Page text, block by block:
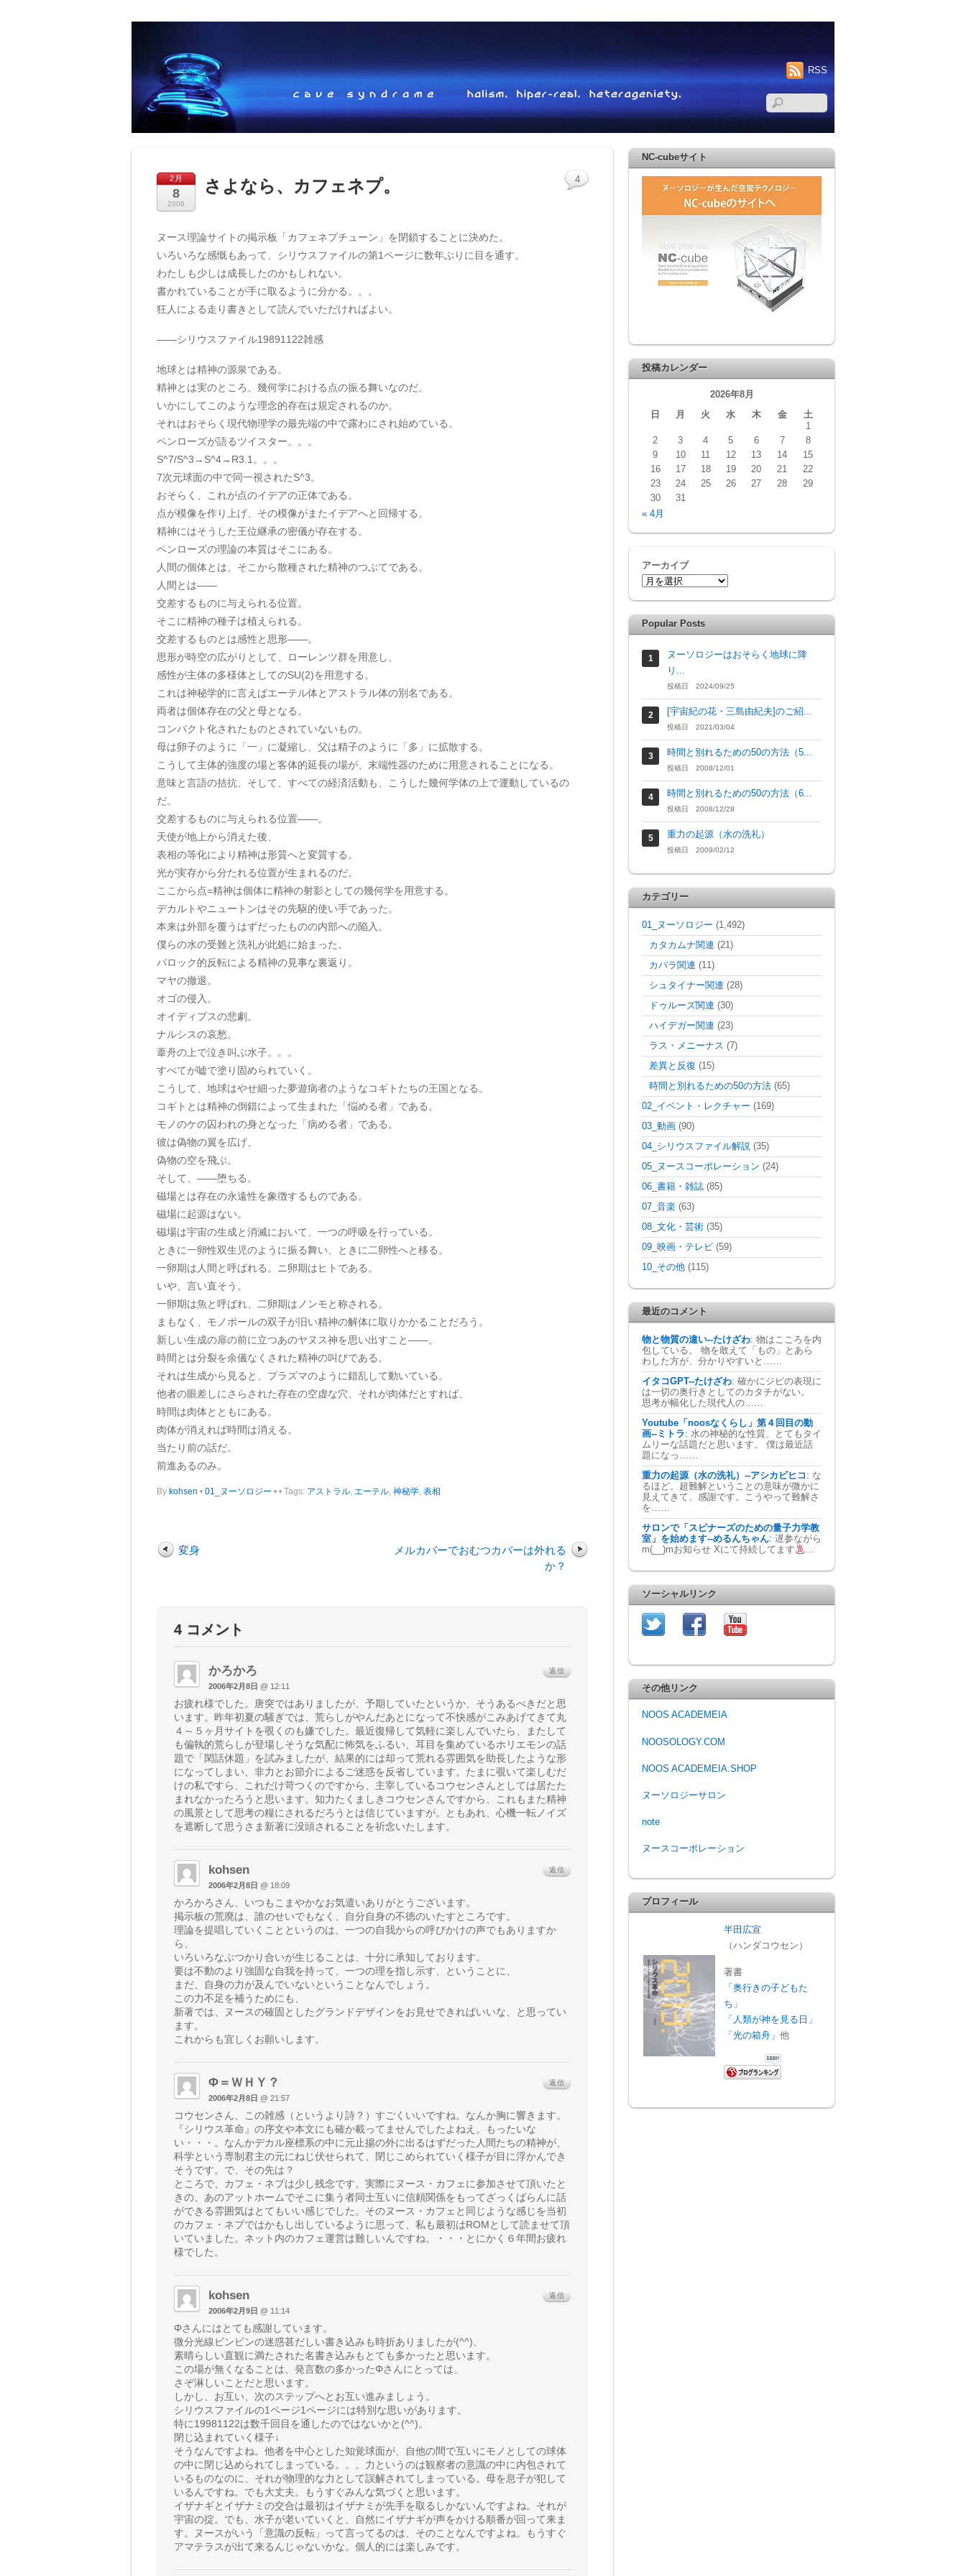
RSS
2月
8
2006
さよなら、カフェネプ。
ヌース理論サイトの掲示板「カフェネプチューン」を閉鎖することに決めた。
いろいろな感慨もあって、シリウスファイルの第1ページに数年ぶりに目を通す。
わたしも少しは成長したのかもしれない。
書かれていることが手に取るように分かる。。。
狂人による走り書きとして読んでいただければよい。
——シリウスファイル19891122雑感
地球とは精神の源泉である。
精神とは実のところ、幾何学における点の振る舞いなのだ。
いかにしてこのような理念的存在は規定されるのか。
それはおそらく現代物理学の最先端の中で露わにされ始めている。
ペンローズが語るツイスター。。。
S^7/S^3→S^4→R3.1。。。
7次元球面の中で同一視されたS^3。
おそらく、これが点のイデアの正体である。
点が模像を作り上げ、その模像がまたイデアへと回帰する。
精神にはそうした王位継承の密儀が存在する。
ペンローズの理論の本質はそこにある。
人間の個体とは、そこから散種された精神のつぶてである。
人間とは——
交差するものに与えられる位置。
そこに精神の種子は植えられる。
交差するものとは感性と思形——。
思形が時空の広がりとして、ローレンツ群を用意し、
感性が主体の多様体としてのSU(2)を用意する。
これは神秘学的に言えばエーテル体とアストラル体の別名である。
両者は個体存在の父と母となる。
コンパクト化されたものとされていないもの。
母は卵子のように「一」に凝縮し、父は精子のように「多」に拡散する。
こうして主体的強度の場と客体的延長の場が、末端性器のために用意されることになる。
意味と言語の拮抗、そして、すべての経済活動も、こうした幾何学体の上で運動しているの
だ。
交差するものに与えられる位置——。
天使が地上から消えた後、
表相の等化により精神は形質へと変質する。
光が実存から分たれる位置が生まれるのだ。
ここから点=精神は個体に精神の射影としての幾何学を用意する。
デカルトやニュートンはその先駆的使い手であった。
本来は外部を覆うはずだったものの内部への陥入。
僕らの水の受難と洗礼が此処に始まった。
バロック的反転による精神の見事な裏返り。
マヤの撤退。
オゴの侵入。
オイディプスの悲劇。
ナルシスの哀愁。
葦舟の上で泣き叫ぶ水子。。。
すべてが嘘で塗り固められていく。
こうして、地球はやせ細った夢遊病者のようなコギトたちの王国となる。
コギトとは精神の倒錯によって生まれた「悩める者」である。
モノのケの囚われの身となった「病める者」である。
彼は偽物の翼を広げ、
偽物の空を飛ぶ。
そして、——堕ちる。
磁場とは存在の永遠性を象徴するものである。
磁場に起源はない。
磁場は宇宙の生成と消滅において、一つの呼吸を行っている。
ときに一卵性双生児のように振る舞い、ときに二卵性へと移る。
一卵期は人間と呼ばれる。ニ卵期はヒトである。
いや、言い直そう。
一卵期は魚と呼ばれ、二卵期はノンモと称される。
まもなく、モノポールの双子が旧い精神の解体に取りかかることだろう。
新しい生成の扉の前に立つあのヤヌス神を思い出すこと——。
時間とは分裂を余儀なくされた精神の叫びである。
それは生成から見ると、プラズマのように錯乱して動いている。
他者の眼差しにさらされた存在の空虚な穴、それが肉体だとすれば、
時間は肉体とともにある。
肉体が消えれば時間は消える。
当たり前の話だ。
前進あるのみ。
By kohsen • 01_ヌーソロジー •
4
• Tags: アストラル, エーテル, 神秘学, 表相
変身
メルカバーでおむつカバーは外れる
か？
4 コメント
かろかろ
2006年2月8日 @ 12:11
お疲れ様でした。唐突ではありましたが、予期していたというか、そうあるべきだと思
います。昨年初夏の騒ぎでは、荒らしがやんだあとになって不快感がこみあげてきて丸
４～５ヶ月サイトを覗くのも嫌でした。最近復帰して気軽に楽しんでいたら、またして
も偏執的荒らしが登場しそうな気配に怖気をふるい、耳目を集めているホリエモンの話
題で「閑話休題」を試みましたが、結果的には却って荒れる雰囲気を助長したような形
になってしまい、非力とお節介によるご迷惑を反省しています。たまに覗いて楽しむだ
けの私ですら、これだけ苛つくのですから、主宰しているコウセンさんとしては居たた
まれなかったろうと思います。知力たくましきコウセンさんですから、これもまた精神
の風景として思考の糧にされるだろうとは信じていますが。ともあれ、心機一転ノイズ
を遮断して思うさま新著に没頭されることを祈念いたします。
返信
kohsen
2006年2月8日 @ 18:09
かろかろさん、いつもこまやかなお気遣いありがとうございます。
掲示板の荒廃は、誰のせいでもなく、自分自身の不徳のいたすところです。
理論を提唱していくことというのは、一つの自我からの呼びかけの声でもありますか
ら、
いろいろなぶつかり合いが生じることは、十分に承知しております。
要は不動のより強固な自我を持って、一つの理を指し示す、ということに、
まだ、自身の力が及んでいないということなんでしょう。
この力不足を補うためにも、
新著では、ヌースの確固としたグランドデザインをお見せできればいいな、と思ってい
ます。
これからも宜しくお願いします。
返信
Φ＝ＷＨＹ？
2006年2月8日 @ 21:57
コウセンさん、この雑感（というより詩？）すごくいいですね。なんか胸に響きます。
『シリウス革命』の序文や本文にも確か載ってませんでしたよねえ。もったいな
い・・・。なんかデカル座標系の中に元止揚の外に出るはずだった人間たちの精神が、
科学という専制君主の元にねじ伏せられて、閉じこめられていく様子が目に浮かんでき
そうです。で、その先は？
ところで、カフェ・ネプは少し残念です。実際にヌース・カフェに参加させて頂いたと
きの、あのアットホームでそこに集う者同士互いに信頼関係をもってざっくばらんに話
ができる雰囲気はとてもいい感じでした。そのヌース・カフェと同じような感じを当初
のカフェ・ネプではかもし出しているように思って、私も最初はROMとして読ませて頂
いていました。ネット内のカフェ運営は難しいんですね。・・・とにかく６年間お疲れ
様でした。
返信
kohsen
2006年2月9日 @ 11:14
Φさんにはとても感謝しています。
微分光線ビンビンの迷惑甚だしい書き込みも時折ありましたが(^^)、
素晴らしい直観に満たされた名書き込みもとても多かったと思います。
この場が無くなることは、発言数の多かったΦさんにとっては、
さぞ淋しいことだと思います。
しかし、お互い、次のステップへとお互い進みましょう。
シリウスファイルの1ページ1ページには特別な思いがあります。
特に19981122は数千回目を通したのではないかと(^^)。
閉じ込まれていく様子↓
そうなんですよね。他者を中心とした知覚球面が、自他の間で互いにモノとしての球体
の中に閉じ込められてしまっている。。。力というのは観察者の意識の中に内包されて
いるものなのに、それが物理的な力として誤解されてしまっている。母を息子が犯して
いるんですね。でも大丈夫。もうすぐみんな気づくと思います。
イザナギとイザナミの交合は最初はイザナミが先手を取るしかないんですよね。それが
宇宙の掟。でも、水子が老いていくと、自然にイザナギが声をかける順番が回って来ま
す。ヌースがいう「意識の反転」って言ってるのは、そのことなんですよね。もうすぐ
アマテラスが出て来るんじゃないかな。個人的には楽しみです。
返信
NC-cubeサイト
投稿カレンダー
2026年8月
日
月 火 水 木 金
土
1
2
3 4 5 6 7
8
9
10 11 12 13 14
15
16
17 18 19 20 21
22
23
24 25 26 27 28
29
30
31
« 4月
アーカイブ
Popular Posts
ヌーソロジーはおそらく地球に降
り...
投稿日 2024/09/25
[宇宙紀の花・三島由紀夫]のご紹...
投稿日 2021/03/04
時間と別れるための50の方法（5...
投稿日 2008/12/01
時間と別れるための50の方法（6...
投稿日 2008/12/28
重力の起源（水の洗礼）
投稿日 2009/02/12
カテゴリー
01_ヌーソロジー (1,492)
カタカムナ関連 (21)
カバラ関連 (11)
シュタイナー関連 (28)
ドゥルーズ関連 (30)
ハイデガー関連 (23)
ラス・メニーナス (7)
差異と反復 (15)
時間と別れるための50の方法 (65)
02_イベント・レクチャー (169)
03_動画 (90)
04_シリウスファイル解説 (35)
05_ヌースコーポレーション (24)
06_書籍・雑誌 (85)
07_音楽 (63)
08_文化・芸術 (35)
09_映画・テレビ (59)
10_その他 (115)
最近のコメント
物と物質の違い--たけざわ: 物はこころを内
包している。 物を敢えて「もの」とあら
わした方が、分かりやすいと……
イタコGPT--たけざわ: 確かにジピの表現に
は一切の奥行きとしてのカタチがない。
思考が幅化した現代人の……
Youtube「noosなくらし」第４回目の動
画--ミトラ: 水の神秘的な性質、とてもタイ
ムリーな話題だと思います。 僕は最近話
題になっ……
重力の起源（水の洗礼）--アシカビヒコ : な
るほど。超難解ということの意味が微かに
見えてきて、感謝です。こうやって難解さ
を……
サロンで「スピナーズのための量子力学教
室」を始めます--めるんちゃん: 遅参ながら
m(__)mお知らせ Xにて持続してます
…
ソーシャルリンク
その他リンク
NOOS ACADEMEIA
NOOSOLOGY.COM
NOOS ACADEMEIA.SHOP
ヌーソロジーサロン
note
ヌースコーポレーション
プロフィール
半田広宣
（ハンダコウセン）
著書
「奥行きの子どもた
ち」
「人類が神を見る日」
「光の箱舟」 他